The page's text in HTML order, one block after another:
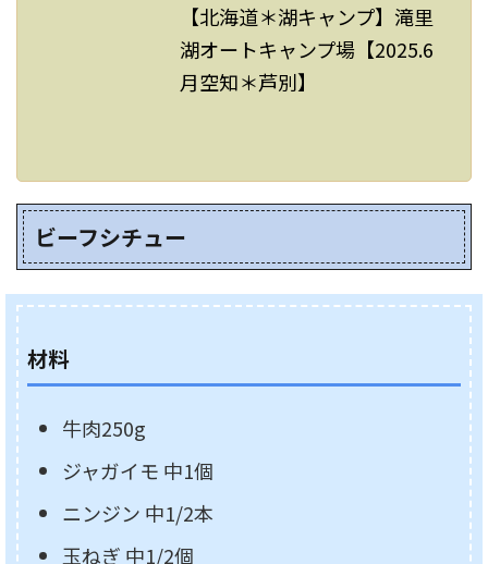
【北海道＊湖キャンプ】滝里
湖オートキャンプ場【2025.6
月空知＊芦別】
ビーフシチュー
材料
牛肉250g
ジャガイモ 中1個
ニンジン 中1/2本
玉ねぎ 中1/2個